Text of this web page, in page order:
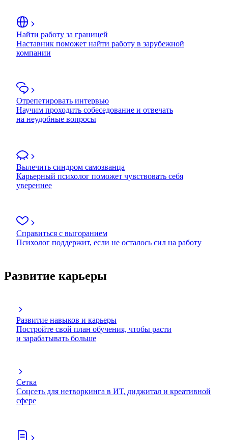
Найти работу за границей
Наставник поможет найти работу в зарубежной
компании
Отрепетировать интервью
Научим проходить собеседование и отвечать
на неудобные вопросы
Вылечить синдром самозванца
Карьерный психолог поможет чувствовать себя
увереннее
Справиться с выгоранием
Психолог поддержит, если не осталось сил на работу
Развитие карьеры
Развитие навыков и карьеры
Постройте свой план обучения, чтобы расти
и зарабатывать больше
Сетка
Соцсеть для нетворкинга в ИТ, диджитал и креативной
сфере